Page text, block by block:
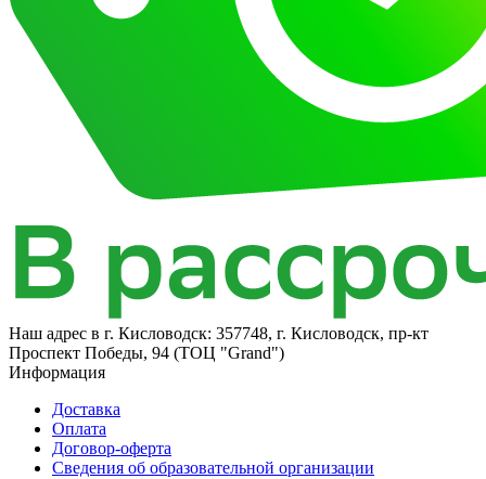
Наш адрес в г. Кисловодск: 357748, г. Кисловодск, пр-кт
Проспект Победы, 94 (ТОЦ "Grand")
Информация
Доставка
Оплата
Договор-оферта
Сведения об образовательной организации